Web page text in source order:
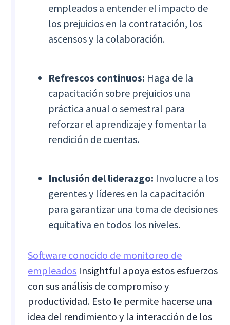
empleados a entender el impacto de
los prejuicios en la contratación, los
ascensos y la colaboración.
Refrescos continuos: Haga de la
capacitación sobre prejuicios una
práctica anual o semestral para
reforzar el aprendizaje y fomentar la
rendición de cuentas.
Inclusión del liderazgo: Involucre a los
gerentes y líderes en la capacitación
para garantizar una toma de decisiones
equitativa en todos los niveles.
Software conocido de monitoreo de
empleados Insightful apoya estos esfuerzos
con sus análisis de compromiso y
productividad. Esto le permite hacerse una
idea del rendimiento y la interacción de los